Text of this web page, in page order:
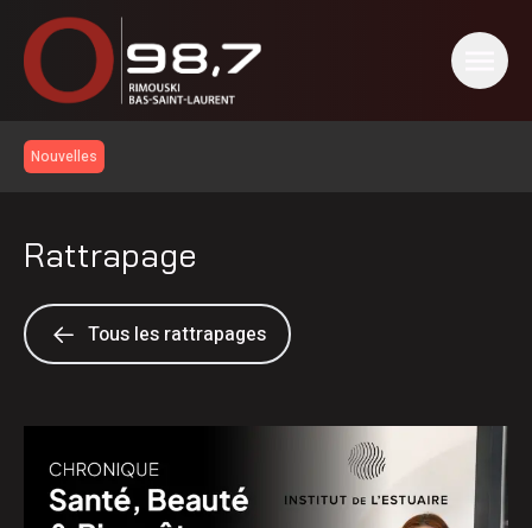
Nouvelles
Rattrapage
Tous les rattrapages